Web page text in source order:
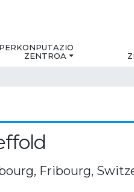
ZENTROA
Fribourg,